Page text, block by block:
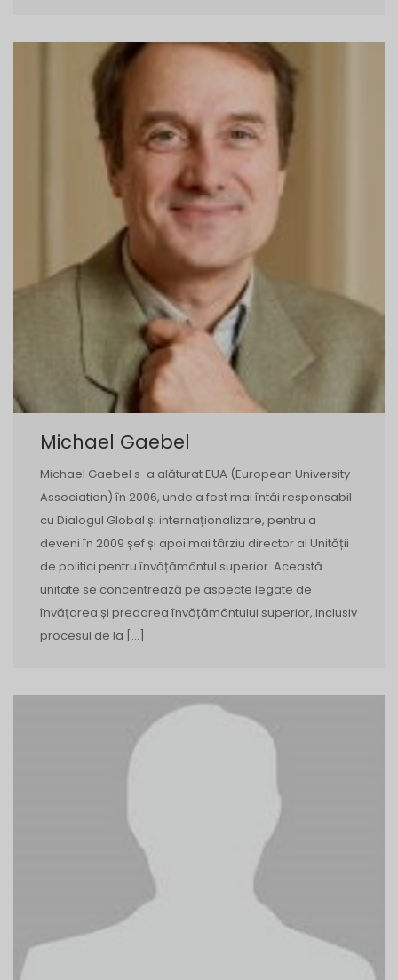
Michael Gaebel
Michael Gaebel s-a alăturat EUA (European University
Association) în 2006, unde a fost mai întâi responsabil
cu Dialogul Global și internaționalizare, pentru a
deveni în 2009 șef și apoi mai târziu director al Unității
de politici pentru învățământul superior. Această
unitate se concentrează pe aspecte legate de
învățarea și predarea învățământului superior, inclusiv
procesul de la […]